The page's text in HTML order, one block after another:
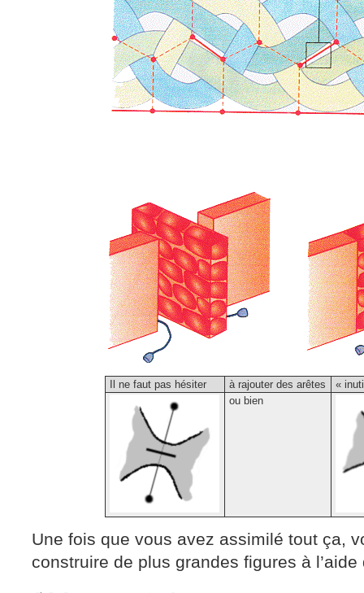
Il ne faut pas hésiter à rajouter des arêtes
«
ou bien
Une fois que vous avez assimilé tout ça,
construire de plus grandes figures à l’aide